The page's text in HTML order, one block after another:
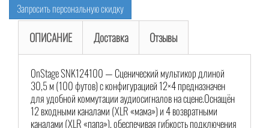
Запросить персональную скидку
ОПИСАНИЕ Доставка Отзывы
OnStage SNK124100 — Сценический мультикор длиной
30,5 м (100 футов) с конфигурацией 12×4 предназначен
для удобной коммутации аудиосигналов на сцене.Оснащён
12 входными каналами (XLR «мама») и 4 возвратными
каналами (XLR «папа»), обеспечивая гибкость подключения